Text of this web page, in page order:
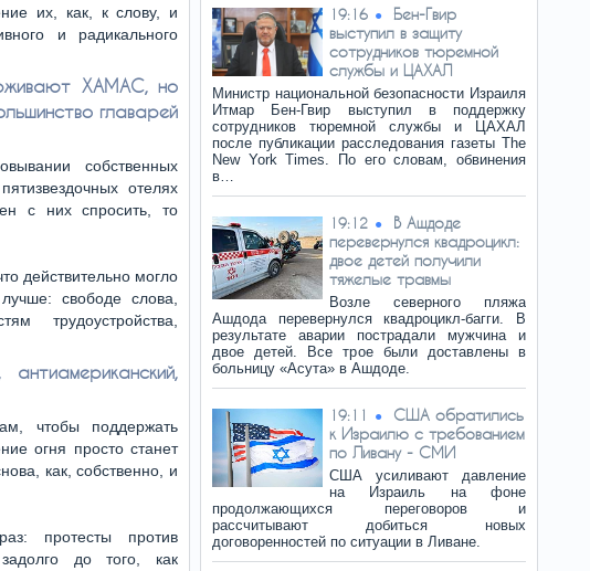
их, как, к слову, и
и радикального
ХАМАС, но
главарей
собственных
отелях
с них спросить, то
действительно могло
свободе слова,
трудоустройства,
чтобы поддержать
огня просто станет
как, собственно, и
протесты против
до того, как
19:16
Бен-Гвир
выступил в защиту
сотрудников тюремной
службы и ЦАХАЛ
Министр национальной безопасности Израиля
Итмар Бен-Гвир выступил в поддержку
сотрудников тюремной службы и ЦАХАЛ
после публикации расследования газеты The
New York Times. По его словам, обвинения
в…
19:12
В Ашдоде
перевернулся квадроцикл:
двое детей получили
тяжелые травмы
Возле северного пляжа
Ашдода перевернулся квадроцикл-багги. В
результате аварии пострадали мужчина и
двое детей. Все трое были доставлены в
больницу «Асута» в Ашдоде.
19:11
США обратились
к Израилю с требованием
по Ливану - СМИ
США усиливают давление
на Израиль на фоне
продолжающихся переговоров и
рассчитывают добиться новых
договоренностей по ситуации в Ливане.